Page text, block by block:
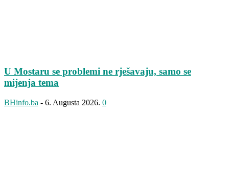
U Mostaru se problemi ne rješavaju, samo se
mijenja tema
BHinfo.ba - 6. Augusta 2026. 0